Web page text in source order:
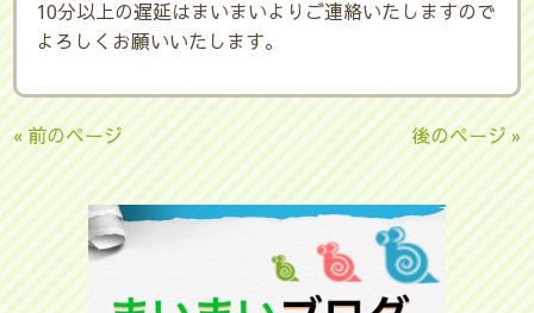
10分以上の遅延はまいまいよりご連絡いたしますので
よろしくお願いいたします。
« 前のページ 後のページ »